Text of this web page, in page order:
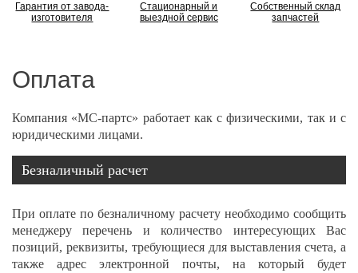
Гарантия от завода-
изготовителя
Стационарный и
выездной сервис
Собственный склад
запчастей
Оплата
Компания «МС-партс» работает как с физическими, так и с
юридическими лицами.
Безналичный расчет
При оплате по безналичному расчету необходимо сообщить
менеджеру перечень и количество интересующих Вас
позиций, реквизиты, требующиеся для выставления счета, а
также адрес электронной почты, на который будет